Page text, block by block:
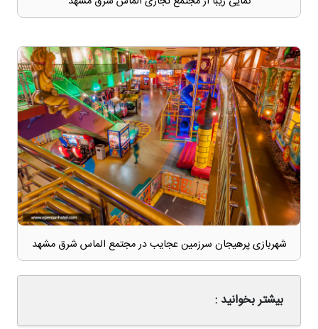
شهربازی پرهیجان سرزمین عجایب در مجتمع الماس شرق مشهد
بیشتر بخوانید :